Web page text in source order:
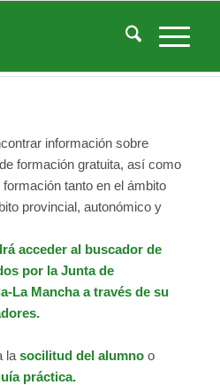
Formacion
información sobre
formación gratuita, así como
tanto en el ámbito
provincial, autonómico y
acceder al buscador de
por la Junta de
La Mancha a través de su
la socilitud del alumnoo
práctica.